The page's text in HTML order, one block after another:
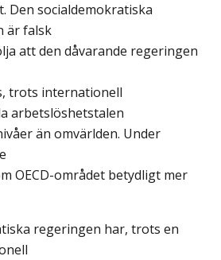
Den socialdemokratiska
är falsk
att den dåvarande regeringen
trots internationell
arbetslöshetstalen
än omvärlden. Under
OECD-området betydligt mer
regeringen har, trots en